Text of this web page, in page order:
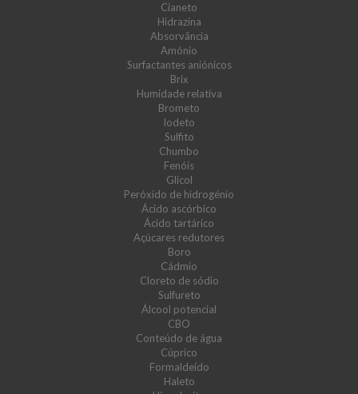
Cianeto
Hidrazina
Absorvância
Amónio
Surfactantes aniónicos
Brix
Humidade relativa
Brometo
Iodeto
Sulfito
Chumbo
Fenóis
Glicol
Peróxido de hidrogénio
Ácido ascórbico
Ácido tartárico
Açúcares redutores
Boro
Cádmio
Cloreto de sódio
Sulfureto
Álcool potencial
CBO
Conteúdo de água
Cúprico
Formaldeído
Haleto